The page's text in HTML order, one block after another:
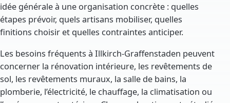
idée générale à une organisation concrète : quelles
étapes prévoir, quels artisans mobiliser, quelles
finitions choisir et quelles contraintes anticiper.
Les besoins fréquents à Illkirch-Graffenstaden peuvent
concerner la rénovation intérieure, les revêtements de
sol, les revêtements muraux, la salle de bains, la
plomberie, l’électricité, le chauffage, la climatisation ou